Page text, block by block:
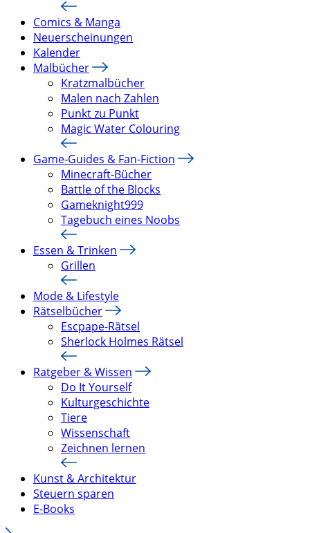
Comics & Manga
Neuerscheinungen
Kalender
Malbücher
Kratzmalbücher
Malen nach Zahlen
Punkt zu Punkt
Magic Water Colouring
Game-Guides & Fan-Fiction
Minecraft-Bücher
Battle of the Blocks
Gameknight999
Tagebuch eines Noobs
Essen & Trinken
Grillen
Mode & Lifestyle
Rätselbücher
Escpape-Rätsel
Sherlock Holmes Rätsel
Ratgeber & Wissen
Do It Yourself
Kulturgeschichte
Tiere
Wissenschaft
Zeichnen lernen
Kunst & Architektur
Steuern sparen
E-Books